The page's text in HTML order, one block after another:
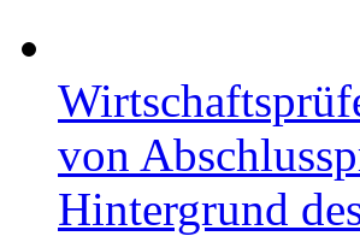
von
Hintergrund